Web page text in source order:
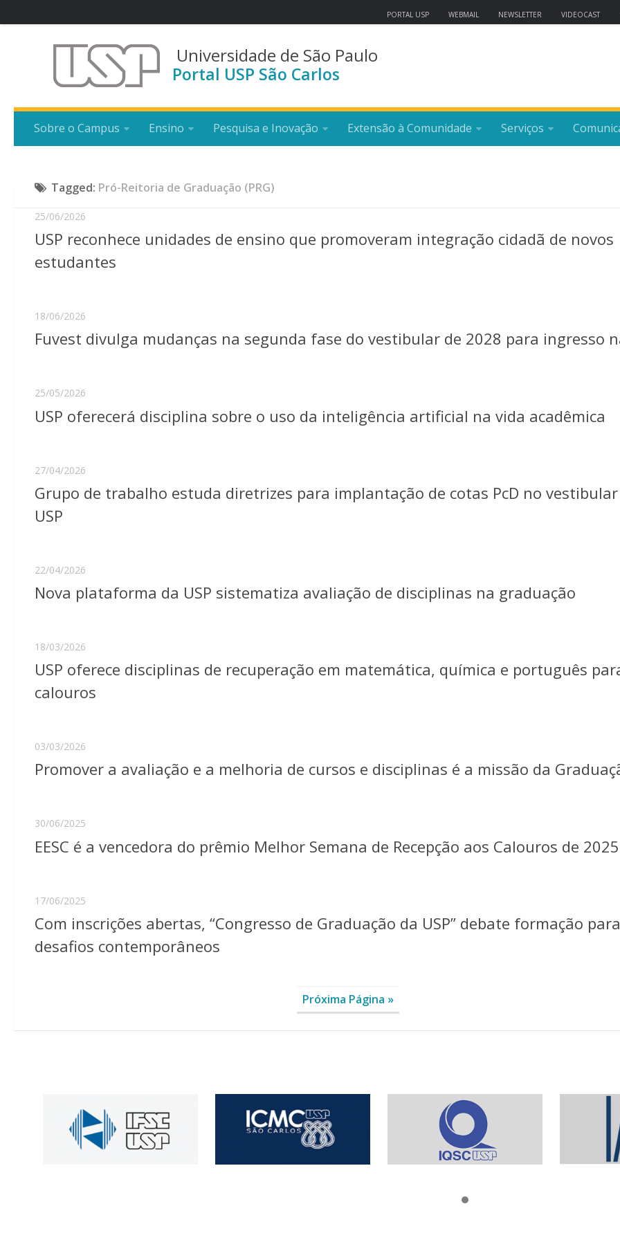
PORTAL USP WEBMAIL NEWSLETTER VIDEOCAST
Universidade de São Paulo
Portal USP São Carlos
Sobre o Campus Ensino Pesquisa e Inovação Extensão à Comunidade Serviços
Tagged: Pró-Reitoria de Graduação (PRG)
25/06/2026
USP reconhece unidades de ensino que promoveram integração cidadã de novos
estudantes
18/06/2026
Fuvest divulga mudanças na segunda fase do vestibular de 2028 para ingresso
25/05/2026
USP oferecerá disciplina sobre o uso da inteligência artificial na vida acadêmica
27/04/2026
Grupo de trabalho estuda diretrizes para implantação de cotas PcD no
USP
22/04/2026
Nova plataforma da USP sistematiza avaliação de disciplinas na graduação
18/03/2026
USP oferece disciplinas de recuperação em matemática, química e português
calouros
03/03/2026
Promover a avaliação e a melhoria de cursos e disciplinas é a missão da
30/06/2025
EESC é a vencedora do prêmio Melhor Semana de Recepção aos Calouros de 2025
17/06/2025
Com inscrições abertas, “Congresso de Graduação da USP” debate formação para
desafios contemporâneos
Próxima Página »